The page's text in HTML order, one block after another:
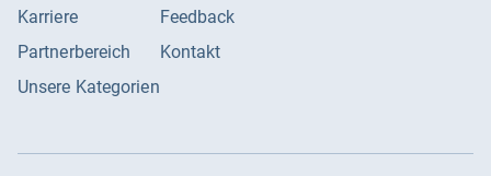
Karriere
Partnerbereich
Unsere Kategorien
Feedback
Kontakt